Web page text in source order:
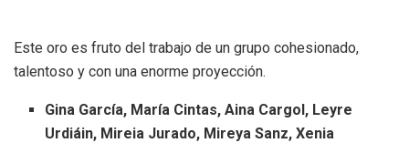
Este oro es fruto del trabajo de un grupo cohesionado,
talentoso y con una enorme proyección.
Gina García, María Cintas, Aina Cargol, Leyre
Urdiáin, Mireia Jurado, Mireya Sanz, Xenia